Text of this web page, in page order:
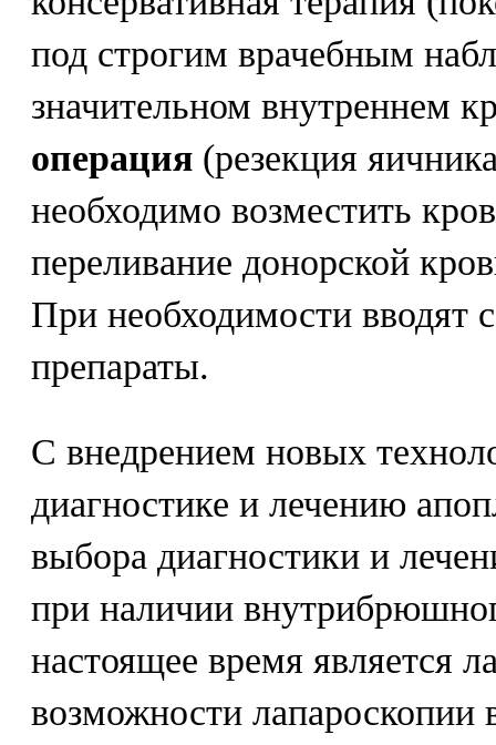
под строгим врачебным
значительном внутреннем
операция (резекция
необходимо возместить
переливание донорской
При необходимости вводят
препараты.
С внедрением новых
диагностике и лечению
выбора диагностики и
при наличии
настоящее время является
возможности лапароскопии